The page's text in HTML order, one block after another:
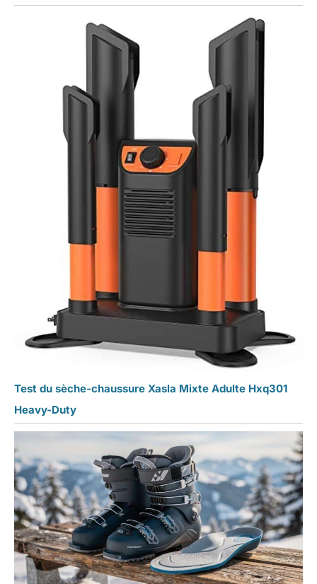
Test du sèche-chaussure Xasla Mixte Adulte Hxq301
Heavy-Duty